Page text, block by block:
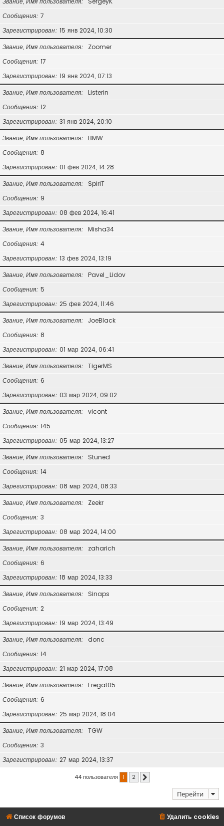
Сообщения 7
Зарегистрирован 15 янв 2024, 10:30
Звание, Имя пользователя
Zoomer
Сообщения 17
Зарегистрирован 19 янв 2024, 07:13
Звание, Имя пользователя
Listerin
Сообщения 12
Зарегистрирован 31 янв 2024, 20:10
Звание, Имя пользователя
BMW
Сообщения 8
Зарегистрирован 01 фев 2024, 14:28
Звание, Имя пользователя
SpiriT
Сообщения 9
Зарегистрирован 08 фев 2024, 16:41
Звание, Имя пользователя
Misha34
Сообщения 4
Зарегистрирован 13 фев 2024, 13:19
Звание, Имя пользователя
Pavel_Lidov
Сообщения 5
Зарегистрирован 25 фев 2024, 11:46
Звание, Имя пользователя
JoeBlack
Сообщения 8
Зарегистрирован 01 мар 2024, 06:41
Звание, Имя пользователя
TigerMS
Сообщения 6
Зарегистрирован 03 мар 2024, 09:02
Звание, Имя пользователя
vicont
Сообщения 145
Зарегистрирован 05 мар 2024, 13:27
Звание, Имя пользователя
Stuned
Сообщения 14
Зарегистрирован 08 мар 2024, 08:33
Звание, Имя пользователя
Zeekr
Сообщения 3
Зарегистрирован 08 мар 2024, 14:00
Звание, Имя пользователя
zaharich
Сообщения 6
Зарегистрирован 18 мар 2024, 13:33
Звание, Имя пользователя
Sinaps
Сообщения 2
Зарегистрирован 19 мар 2024, 13:49
Звание, Имя пользователя
donc
Сообщения 14
Зарегистрирован 21 мар 2024, 17:08
Звание, Имя пользователя
Fregat05
Сообщения 6
Зарегистрирован 25 мар 2024, 18:04
Звание, Имя пользователя
TGW
Сообщения 3
Зарегистрирован 27 мар 2024, 13:37
44 пользователя 1 2
Перейти
Список форумов Удалить cookies